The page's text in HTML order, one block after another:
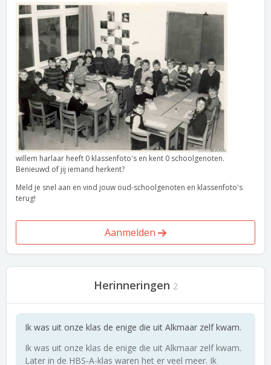
willem harlaar heeft 0 klassenfoto's en kent 0 schoolgenoten.
Benieuwd of jij iemand herkent?
Meld je snel aan en vind jouw oud-schoolgenoten en klassenfoto's
terug!
Aanmelden
Herinneringen 2
Ik was uit onze klas de enige die uit Alkmaar zelf kwam.
Ik was uit onze klas de enige die uit Alkmaar zelf kwam.
Later in de HBS-A-klas waren het er veel meer. Ik